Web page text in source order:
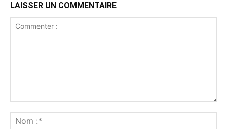
LAISSER UN COMMENTAIRE